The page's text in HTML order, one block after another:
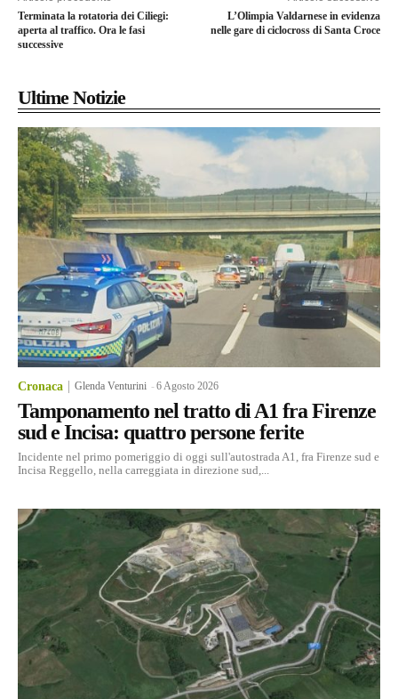
Terminata la rotatoria dei Ciliegi:
aperta al traffico. Ora le fasi
successive
L’Olimpia Valdarnese in evidenza
nelle gare di ciclocross di Santa Croce
Ultime Notizie
Cronaca Glenda Venturini -6 Agosto 2026
Tamponamento nel tratto di A1 fra Firenze
sud e Incisa: quattro persone ferite
Incidente nel primo pomeriggio di oggi sull'autostrada A1, fra Firenze sud e
Incisa Reggello, nella carreggiata in direzione sud,...